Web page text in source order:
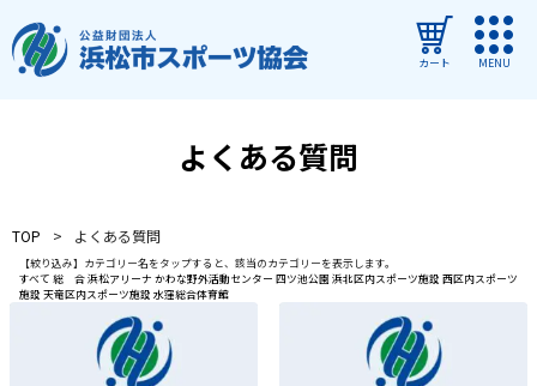
カート MENU
ご利用ガイド
よくある質問
協会について
よくある質問
TOP よくある質問
【絞り込み】カテゴリー名をタップすると、該当のカテゴリーを表示します。
すべて 総 合浜松アリーナ かわな野外活動センター 四ツ池公園 浜北区内スポーツ施設 西区内スポーツ
施設 天竜区内スポーツ施設 水窪総合体育館